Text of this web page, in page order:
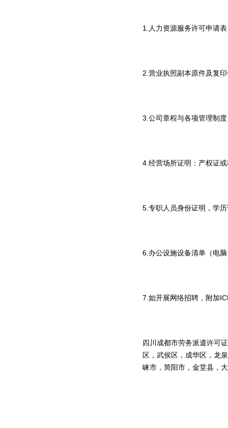
1.人力资源服务许可申请
2.营业执照副本原件及复
3.公司章程与各项管理制
4.经营场所证明：产权证
5.专职人员身份证明，学
6.办公设施设备清单（电
7.如开展网络招聘，附加
四川成都市劳务派遣许可
区，武侯区，成华区，龙
崃市，简阳市，金堂县，